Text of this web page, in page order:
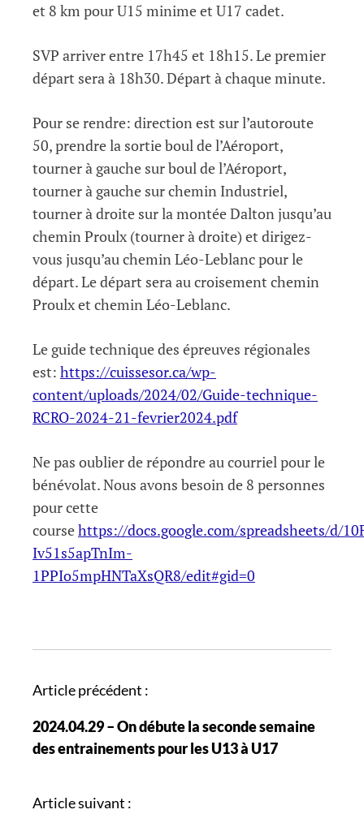
et 8 km pour U15 minime et U17 cadet.
SVP arriver entre 17h45 et 18h15. Le premier
départ sera à 18h30. Départ à chaque minute.
Pour se rendre: direction est sur l’autoroute
50, prendre la sortie boul de l’Aéroport,
tourner à gauche sur boul de l’Aéroport,
tourner à gauche sur chemin Industriel,
tourner à droite sur la montée Dalton jusqu’au
chemin Proulx (tourner à droite) et dirigez-
vous jusqu’au chemin Léo-Leblanc pour le
départ. Le départ sera au croisement chemin
Proulx et chemin Léo-Leblanc.
Le guide technique des épreuves régionales
est: https://cuissesor.ca/wp-
content/uploads/2024/02/Guide-technique-
RCRO-2024-21-fevrier2024.pdf
Ne pas oublier de répondre au courriel pour le
bénévolat. Nous avons besoin de 8 personnes
pour cette
coursehttps://docs.google.com/spreadsheets/d/
Iv51s5apTnIm-
1PPIo5mpHNTaXsQR8/edit#gid=0
N
v
i
a
Article précédent :
2024.04.29 – On débute la seconde semaine
des entrainements pour les U13 à U17
Article suivant :